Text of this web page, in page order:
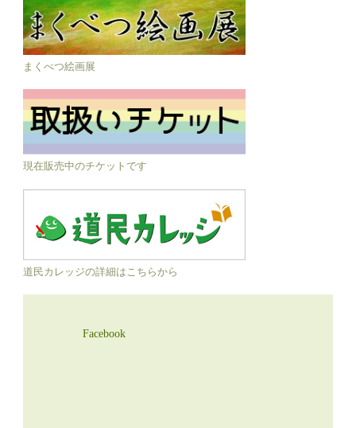
まくべつ絵画展
現在販売中のチケットです
道民カレッジの詳細はこちらから
Facebook